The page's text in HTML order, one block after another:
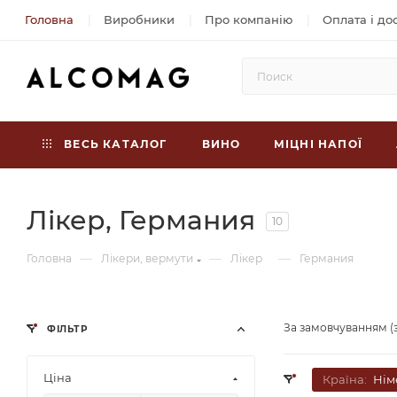
Головна Виробники Про компанію Оплата і
ВЕСЬ КАТАЛОГ ВИНО МІЦНІ НАПОЇ
Лікер, Германия 10
Головна — Лікери, вермути — Лікер — Германия
За замовчуванням
Країна:
ФІЛЬТР
Ціна